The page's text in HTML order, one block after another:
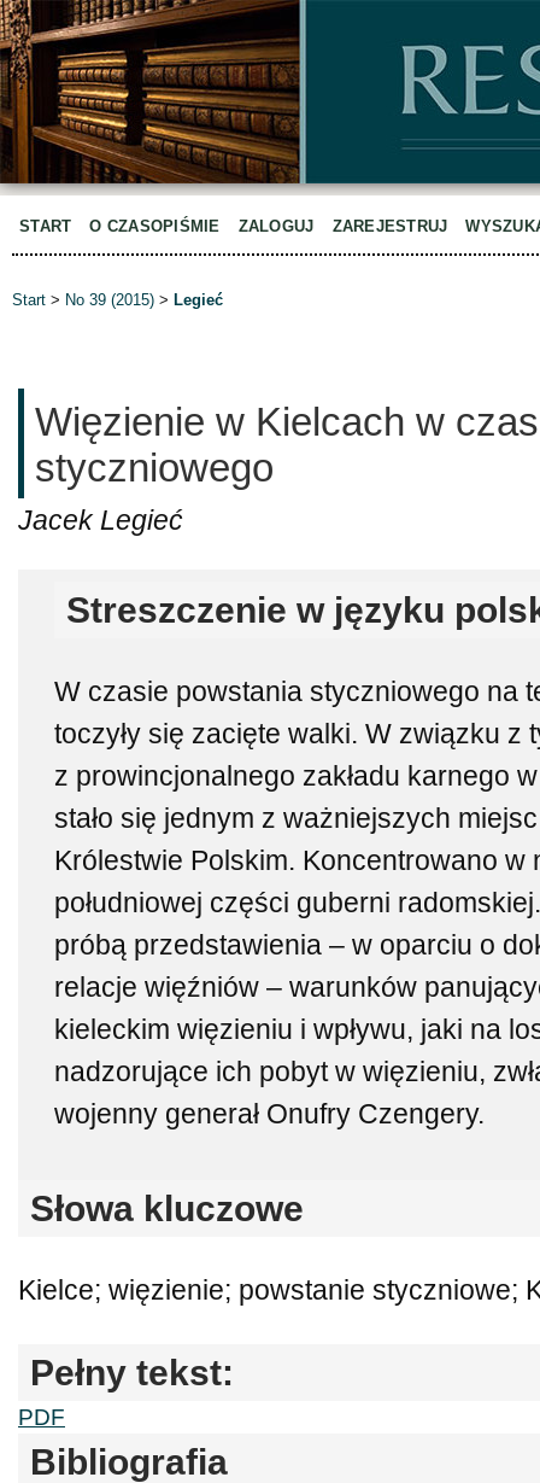
START O CZASOPIŚMIE ZALOGUJ ZAREJESTRUJ
Start > No 39 (2015) > Legieć
Więzienie w Kielcach w
styczniowego
Jacek Legieć
Streszczenie w języku
W czasie powstania styczniowego na
toczyły się zacięte walki. W związku z
z prowincjonalnego zakładu karnego
stało się jednym z ważniejszych
Królestwie Polskim. Koncentrowano w
południowej części guberni
próbą przedstawienia – w oparciu o
relacje więźniów – warunków
kieleckim więzieniu i wpływu, jaki na
nadzorujące ich pobyt w więzieniu,
wojenny generał Onufry Czengery.
Słowa kluczowe
Kielce; więzienie; powstanie styczniowe;
Pełny tekst:
PDF
Bibliografia